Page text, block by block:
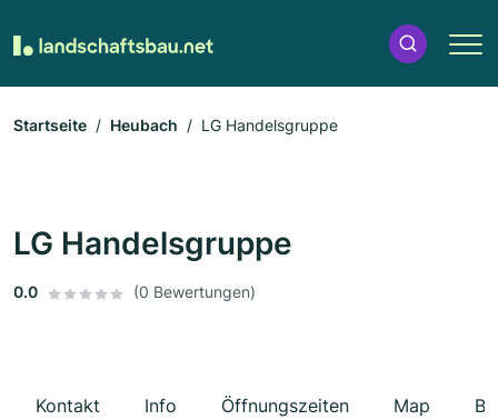
Startseite Heubach LG Handelsgruppe
LG Handelsgruppe
0.0 (0 Bewertungen)
Kontakt Info Öffnungszeiten Map